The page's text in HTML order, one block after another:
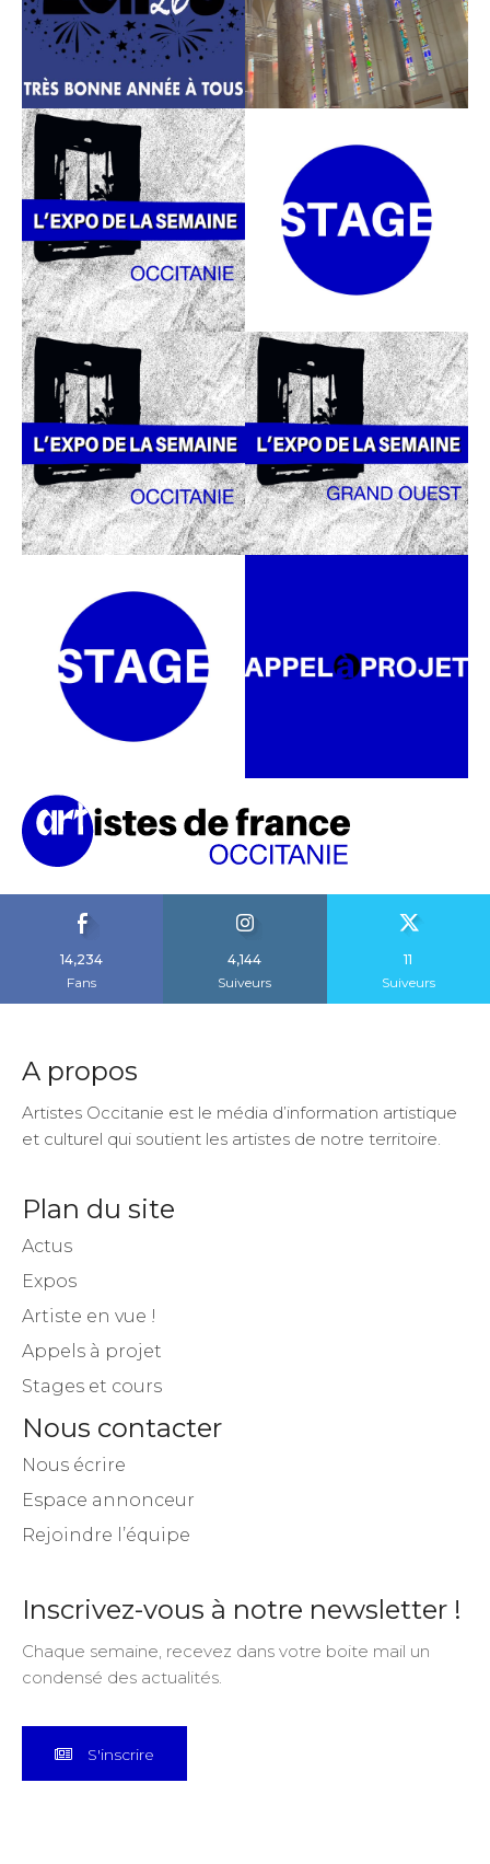
14,234
Fans
4,144
Suiveurs
11
Suiveurs
A propos
Artistes Occitanie est le média d’information artistique
et culturel qui soutient les artistes de notre territoire.
Plan du site
Actus
Expos
Artiste en vue !
Appels à projet
Stages et cours
Nous contacter
Nous écrire
Espace annonceur
Rejoindre l’équipe
Inscrivez-vous à notre newsletter !
Chaque semaine, recevez dans votre boite mail un
condensé des actualités.
S'inscrire